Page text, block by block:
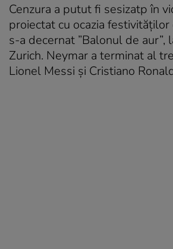
Cenzura a putut fi sesizatp în
proiectat cu ocazia festivităților
s-a decernat ”Balonul de aur”,
Zurich. Neymar a terminat al
Lionel Messi și Cristiano